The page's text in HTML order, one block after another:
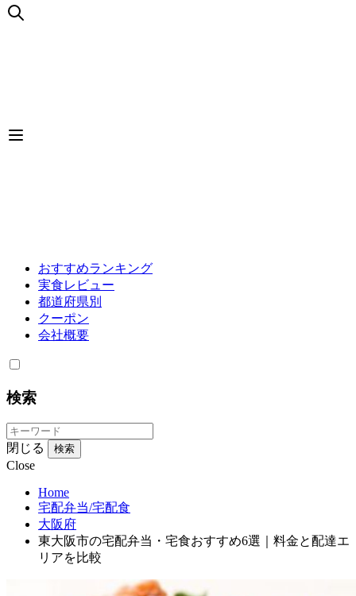
おすすめランキング
実食レビュー
都道府県別
クーポン
会社概要
検索
閉じる 検索
Close
Home
宅配弁当/宅配食
大阪府
東大阪市の宅配弁当・宅食おすすめ6選｜料金と配達エ
リアを比較